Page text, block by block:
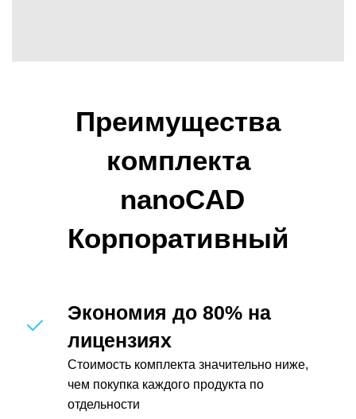
Преимущества
комплекта
nanoCAD
Корпоративный
Экономия до 80% на
лицензиях
Стоимость комплекта значительно ниже,
чем покупка каждого продукта по
отдельности